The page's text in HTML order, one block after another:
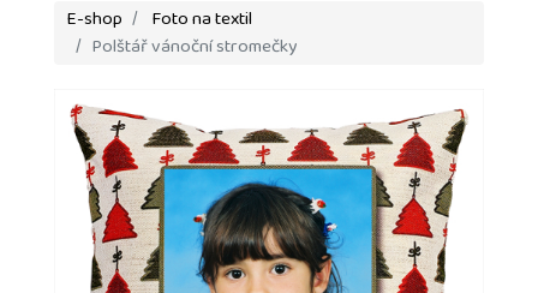
E-shop Foto na textil
Polštář vánoční stromečky